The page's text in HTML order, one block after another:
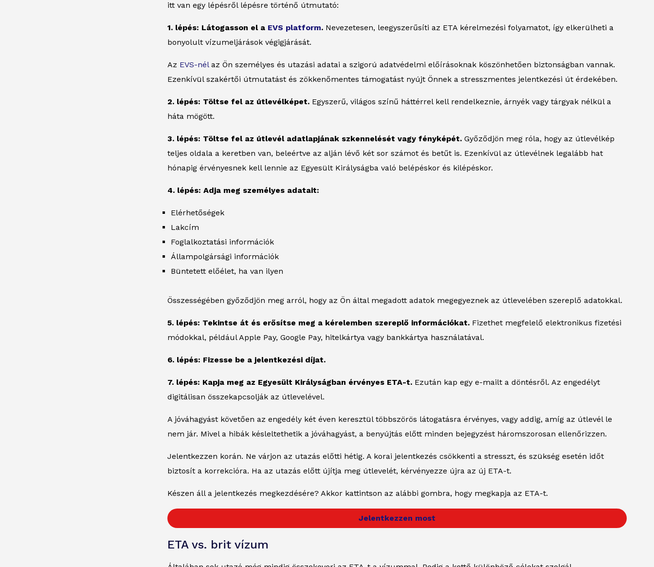
itt van egy lépésről lépésre történő útmutató:
1. lépés: Látogasson el a EVS platform. Nevezetesen, leegyszerűsíti az ETA kérelmezési folyamatot, így elkerülheti a
bonyolult vízumeljárások végigjárását.
Az EVS-nélaz Ön személyes és utazási adatai a szigorú adatvédelmi előírásoknak köszönhetően biztonságban vannak.
Ezenkívül szakértői útmutatást és zökkenőmentes támogatást nyújt Önnek a stresszmentes jelentkezési út érdekében.
2. lépés: Töltse fel az útlevélképet. Egyszerű, világos színű háttérrel kell rendelkeznie, árnyék vagy tárgyak nélkül a
háta mögött.
3. lépés: Töltse fel az útlevél adatlapjának szkennelését vagy fényképét. Győződjön meg róla, hogy az útlevélkép
teljes oldala a keretben van, beleértve az alján lévő két sor számot és betűt is. Ezenkívül az útlevélnek legalább hat
hónapig érvényesnek kell lennie az Egyesült Királyságba való belépéskor és kilépéskor.
4. lépés: Adja meg személyes adatait:
Elérhetőségek
Lakcím
Foglalkoztatási információk
Állampolgársági információk
Büntetett előélet, ha van ilyen
Összességében győződjön meg arról, hogy az Ön által megadott adatok megegyeznek az útlevelében szereplő adatokkal.
5. lépés: Tekintse át és erősítse meg a kérelemben szereplő információkat. Fizethet megfelelő elektronikus fizetési
módokkal, például Apple Pay, Google Pay, hitelkártya vagy bankkártya használatával.
6. lépés: Fizesse be a jelentkezési díjat.
7. lépés: Kapja meg az Egyesült Királyságban érvényes ETA-t. Ezután kap egy e-mailt a döntésről. Az engedélyt
digitálisan összekapcsolják az útlevelével.
A jóváhagyást követően az engedély két éven keresztül többszörös látogatásra érvényes, vagy addig, amíg az útlevél le
nem jár. Mivel a hibák késleltethetik a jóváhagyást, a benyújtás előtt minden bejegyzést háromszorosan ellenőrizzen.
Jelentkezzen korán. Ne várjon az utazás előtti hétig. A korai jelentkezés csökkenti a stresszt, és szükség esetén időt
biztosít a korrekcióra. Ha az utazás előtt újítja meg útlevelét, kérvényezze újra az új ETA-t.
Készen áll a jelentkezés megkezdésére? Akkor kattintson az alábbi gombra, hogy megkapja az ETA-t.
Jelentkezzen most
ETA vs. brit vízum